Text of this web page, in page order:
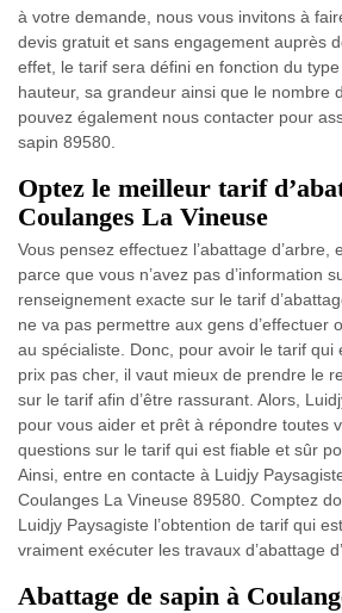
à votre demande, nous vous invitons à
devis gratuit et sans engagement auprès
effet, le tarif sera défini en fonction du
hauteur, sa grandeur ainsi que le nombre
pouvez également nous contacter pour
sapin 89580.
Optez le meilleur tarif
Coulanges La Vineuse
Vous pensez effectuez l’abattage d’arbre,
parce que vous n’avez pas d’information
renseignement exacte sur le tarif
ne va pas permettre aux gens d’effectuer
au spécialiste. Donc, pour avoir le tarif qui
prix pas cher, il vaut mieux de prendre le
sur le tarif afin d’être rassurant. Alors,
pour vous aider et prêt à répondre toutes
questions sur le tarif qui est fiable et sûr
Ainsi, entre en contacte à Luidjy
Coulanges La Vineuse 89580. Comptez
Luidjy Paysagiste l’obtention de tarif qui
vraiment exécuter les travaux d’abattage
Abattage de sapin à